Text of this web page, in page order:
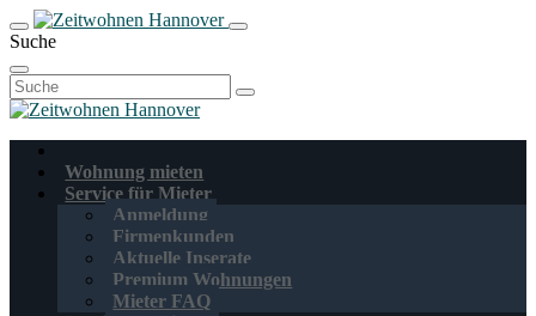
Suche
Suchen
nach:
Wohnung mieten
Service für Mieter
Anmeldung
Firmenkunden
Aktuelle Inserate
Premium Wohnungen
Mieter FAQ